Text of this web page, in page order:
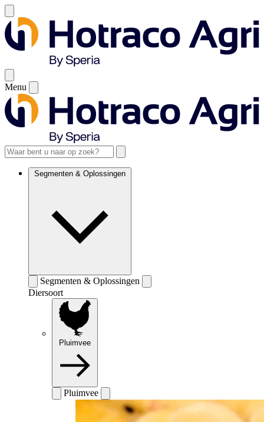
Menu
Segmenten & Oplossingen
Segmenten & Oplossingen
Diersoort
Pluimvee
Pluimvee